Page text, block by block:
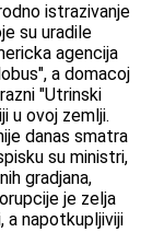
istrazivanje
su uradile
agencija
a domacoj
"Utrinski
u ovoj zemlji.
danas smatra
su ministri,
gradjana,
je zelja
a napotkupljiviji